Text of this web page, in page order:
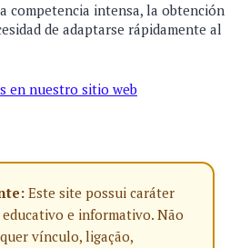
competencia intensa, la obtención
de adaptarse rápidamente al
en nuestro sitio web
Este site possui caráter
e informativo. Não
vínculo, ligação,